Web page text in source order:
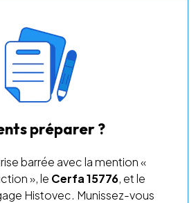
préparer ?
barrée avec la mention «
», le Cerfa 15776, et le
Histovec. Munissez-vous